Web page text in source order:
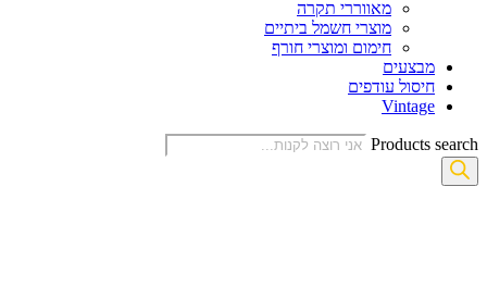
מאווררי תקרה
מוצרי חשמל ביתיים
חימום ומוצרי חורף
מבצעים
חיסול עודפים
Vintage
Products search